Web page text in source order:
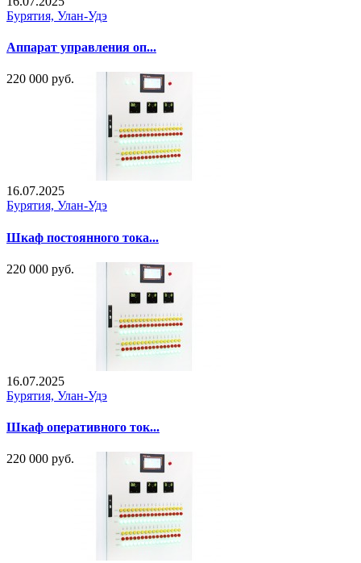
Бурятия, Улан-Удэ
Аппарат управления оп...
220 000 руб.
16.07.2025
Бурятия, Улан-Удэ
Шкаф постоянного тока...
220 000 руб.
16.07.2025
Бурятия, Улан-Удэ
Шкаф оперативного ток...
220 000 руб.